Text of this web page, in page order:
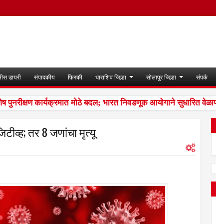
डायरी संपादकीय फिरकी धाराशिव जिल्हा सोलापुर जिल्हा संपर्क
कार्यक्रमात मोठे बदल; भारत निवडणूक आयोगाने सुधारित
तर 8 जणांचा मृत्यू